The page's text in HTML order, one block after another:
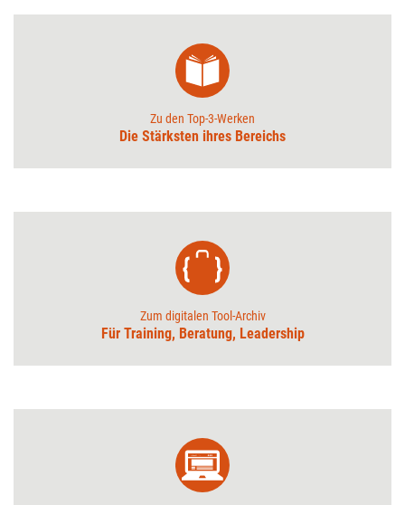
Zu den Top-3-Werken
Die Stärksten ihres Bereichs
Zum digitalen Tool-Archiv
Für Training, Beratung, Leadership